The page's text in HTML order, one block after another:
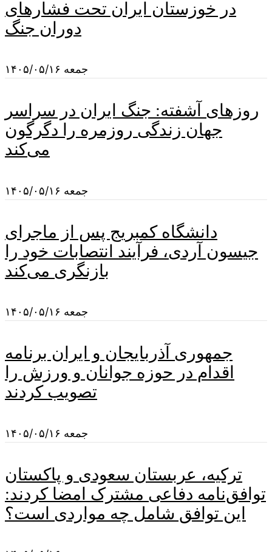
در خوزستان ایران تحت فشارهای
دوران جنگ
جمعه ۱۴۰۵/۰۵/۱۶
روزهای آشفته: جنگ ایران در سراسر
جهان زندگی روزمره را دگرگون
می‌کند
جمعه ۱۴۰۵/۰۵/۱۶
دانشگاه کمبریج پس از ماجرای
جیسون آردی، فرآیند انتصابات خود را
بازنگری می‌کند
جمعه ۱۴۰۵/۰۵/۱۶
جمهوری آذربایجان و ایران برنامه
اقدام در حوزه جوانان و ورزش را
تصویب کردند
جمعه ۱۴۰۵/۰۵/۱۶
ترکیه، عربستان سعودی و پاکستان
توافق‌نامه دفاعی مشترک امضا کردند:
این توافق شامل چه مواردی است؟